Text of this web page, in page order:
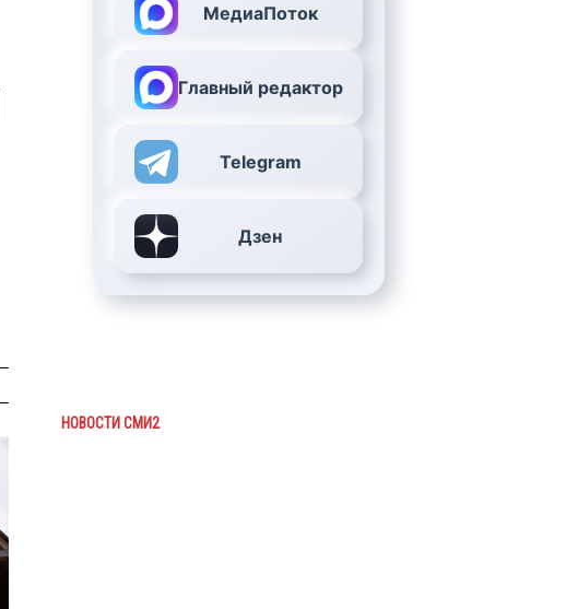
МедиаПоток
Главный редактор
Telegram
Дзен
НОВОСТИ СМИ2